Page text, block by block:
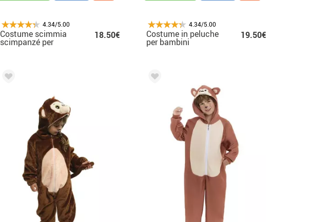
4.34/5.00
Costume scimmia
scimpanzé per
bambini
18.50€
4.34/5.00
Costume in peluche
per bambini
19.50€